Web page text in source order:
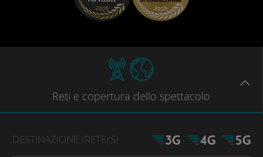
Reti e copertura dello spettacolo
DESTINAZIONE /RETE(S)